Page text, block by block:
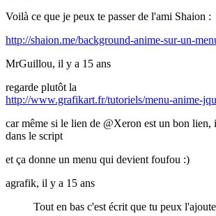
Voilà ce que je peux te passer de l'ami Shaion :
http://shaion.me/background-anime-sur-un-
MrGuillou, il y a 15 ans
regarde plutôt la
http://www.grafikart.fr/tutoriels/menu-anime-
car même si le lien de @Xeron est un bon lien,
dans le script
et ça donne un menu qui devient foufou :)
agrafik, il y a 15 ans
Tout en bas c'est écrit que tu peux